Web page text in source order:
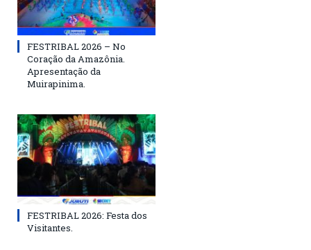
FESTRIBAL 2026 – No
Coração da Amazônia.
Apresentação da
Muirapinima.
FESTRIBAL 2026: Festa dos
Visitantes.